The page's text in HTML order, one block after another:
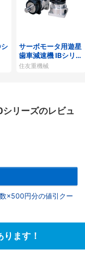
サーボモータ用遊星
歯車減速機 IBシリー
ズP1タイプ
住友重機械
リーズのレビュ
×500円分の値引クー
ます！